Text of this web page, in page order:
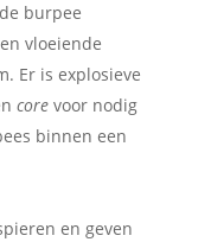
burpee
vloeiende
Er is explosieve
corevoor nodig
binnen een
en geven